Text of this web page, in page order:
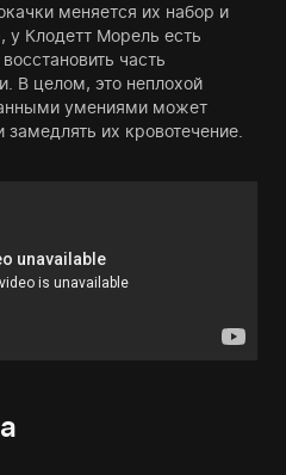
меняется их набор и
у Клодетт Морель есть
часть
В целом, это неплохой
умениями может
их кровотечение.